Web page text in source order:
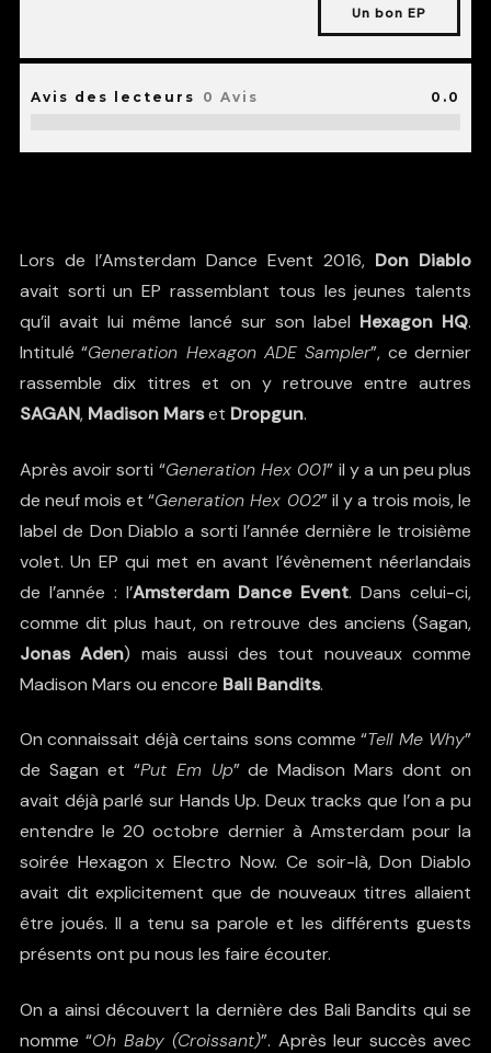
Un bon EP
Avis des lecteurs 0 Avis 0.0
Lors de l’Amsterdam Dance Event 2016, Don Diablo
avait sorti un EP rassemblant tous les jeunes talents
qu’il avait lui même lancé sur son label Hexagon HQ.
Intitulé “Generation Hexagon ADE Sampler”, ce dernier
rassemble dix titres et on y retrouve entre autres
SAGAN, Madison Marset Dropgun.
Après avoir sorti “Generation Hex 001” il y a un peu plus
de neuf mois et “Generation Hex 002” il y a trois mois, le
label de Don Diablo a sorti l’année dernière le troisième
volet. Un EP qui met en avant l’évènement néerlandais
de l’année : l’Amsterdam Dance Event. Dans celui-ci,
comme dit plus haut, on retrouve des anciens (Sagan,
Jonas Aden) mais aussi des tout nouveaux comme
Madison Mars ou encore Bali Bandits.
On connaissait déjà certains sons comme “Tell Me Why”
de Sagan et “Put Em Up” de Madison Mars dont on
avait déjà parlé sur Hands Up. Deux tracks que l’on a pu
entendre le 20 octobre dernier à Amsterdam pour la
soirée Hexagon x Electro Now. Ce soir-là, Don Diablo
avait dit explicitement que de nouveaux titres allaient
être joués. Il a tenu sa parole et les différents guests
présents ont pu nous les faire écouter.
On a ainsi découvert la dernière des Bali Bandits qui se
nomme “Oh Baby (Croissant)”. Après leur succès avec